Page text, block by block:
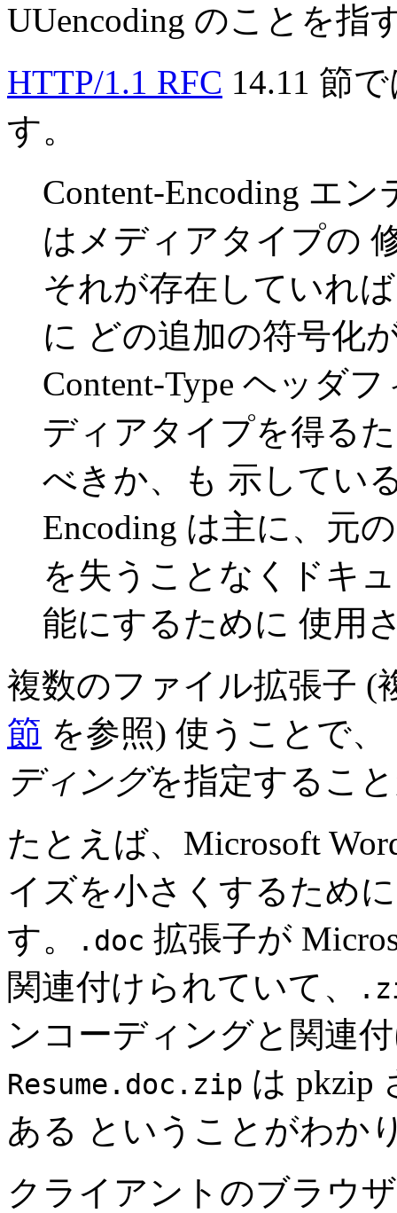
UUencoding のことを指
HTTP/1.1 RFC 14.11 節
す。
Content-Encoding エ
はメディアタイプの
それが存在していれ
に どの追加の符号化
Content-Type ヘッダ
ディアタイプを得る
べきか、も 示してい
Encoding は主に、元
を失うことなくドキ
能にするために 使用
複数のファイル拡張子
節 を参照) 使うことで
ディングを指定するこ
たとえば、Microsoft
イズを小さくするため
す。
.doc 拡張子が
関連付けられていて、
ンコーディングと関連
Resume.doc.zip は pkzip
ある ということがわか
クライアントのブラウ